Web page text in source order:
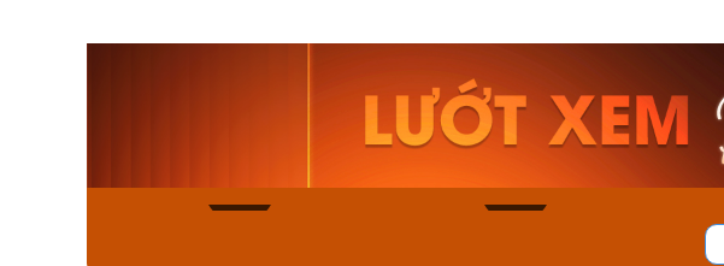
Casio Nam MTS-
115D-1AVDF
2.823.000₫
2.399.550₫
Mua ngay